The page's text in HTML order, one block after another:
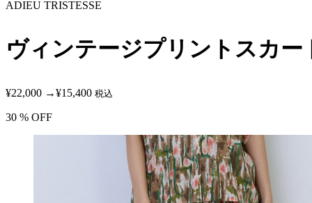
ADIEU TRISTESSE
ヴィンテージプリントスカー
¥22,000 →¥15,400 税込
30 % OFF